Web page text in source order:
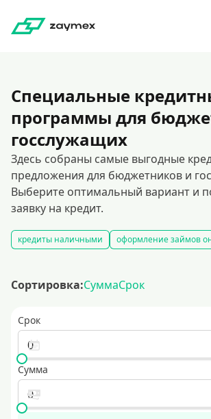
Специальные
программы для
госслужащих
Здесь собраны самые выгодные
предложения для бюджетников и
Выберите оптимальный вариант и
заявку на кредит.
кредиты наличными оформление займов
Сортировка:СуммаСрок
Срок
Сумма